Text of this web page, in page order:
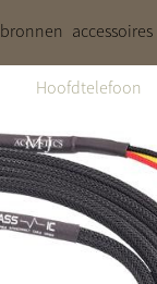
bronnen accessoires
Hoofdtelefoon